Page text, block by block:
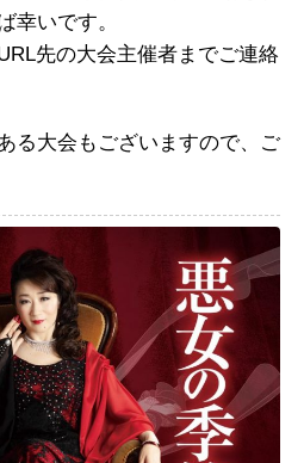
幸いです。
先の大会主催者までご連絡
る大会もございますので、ご